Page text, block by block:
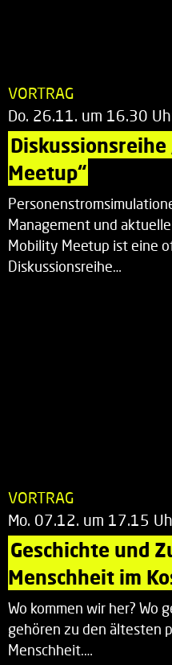
VORTRAG
Do. 26.11. um 16.30
Diskussionsreihe
Meetup“
Management und
Mobility Meetup ist eine
Diskussionsreihe…
VORTRAG
Mo. 07.12. um 17.15
Geschichte und
Menschheit im
Wo kommen wir her? Wo
gehören zu den ältesten
Menschheit.…